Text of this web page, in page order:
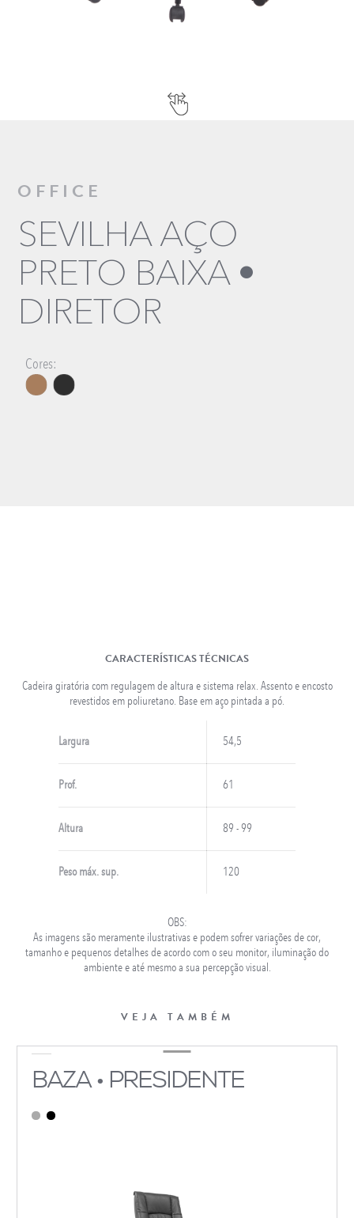
REPRESENTANTES
ASSISTÊNCIA TÉCNICA
2ª VIA DE BOLETO
MESAS
OFFICE
SEVILHA AÇO
PRETO BAIXA •
DIRETOR
Cores:
CARACTERÍSTICAS TÉCNICAS
Cadeira giratória com regulagem de altura e sistema relax. Assento e encosto
revestidos em poliuretano. Base em aço pintada a pó.
Largura 54,5
Prof. 61
Altura 89 - 99
Peso máx. sup. 120
OBS:
As imagens são meramente ilustrativas e podem sofrer variações de cor,
tamanho e pequenos detalhes de acordo com o seu monitor, iluminação do
ambiente e até mesmo a sua percepção visual.
VEJA TAMBÉM
BAZA • PRESIDENTE